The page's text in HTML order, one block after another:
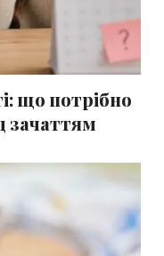
що потрібно
зачаттям